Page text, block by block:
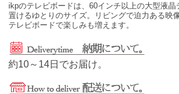
ikpのテレビボードは、60インチ以上の大型液晶
置けるゆとりのサイズ。リビングで迫力ある映
テレビボードで楽しみも増えます。
約10～14日でお届け。